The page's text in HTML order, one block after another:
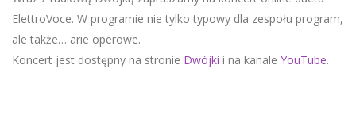
ElettroVoce. W programie nie tylko typowy dla zespołu program,
ale także… arie operowe.
Koncert jest dostępny na stronie Dwójki i na kanale YouTube.